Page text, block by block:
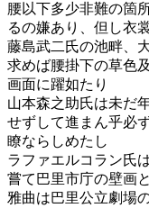
腰以下多少非難の箇
るの嫌あり、但し衣
藤島武二氏の池畔、
求めば腰掛下の草色
画面に躍如たり
山本森之助氏は未だ
せずして進まん乎必
瞭ならしめたし
ラファエルコラン氏
嘗て巴里市庁の壁画
雅曲は巴里公立劇場